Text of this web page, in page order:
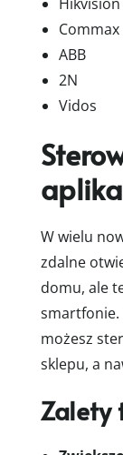
Commax
ABB
2N
Vidos
W wielu
zdalne
domu, ale
smartfonie.
możesz
sklepu, a
Zalety